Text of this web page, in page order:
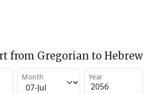
from Gregorian to Hebrew
Month Year